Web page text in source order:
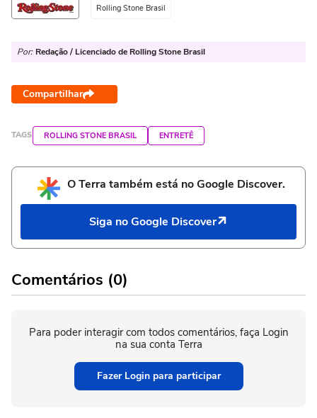
Rolling Stone Brasil
Por: Redação / Licenciado de Rolling Stone Brasil
Compartilhar
TAGS ROLLING STONE BRASIL ENTRETÊ
O Terra também está no Google Discover.
Siga no Google Discover
Comentários (0)
Para poder interagir com todos comentários, faça Login
na sua conta Terra
Fazer Login para participar